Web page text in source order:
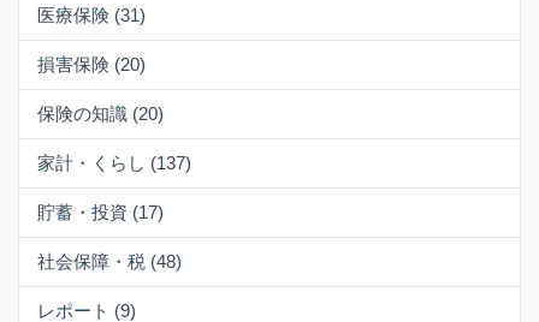
医療保険 (31)
損害保険 (20)
保険の知識 (20)
家計・くらし (137)
貯蓄・投資 (17)
社会保障・税 (48)
レポート (9)